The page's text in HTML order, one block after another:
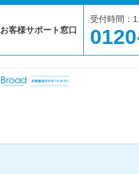
お客様サポート窓口
受付時間：